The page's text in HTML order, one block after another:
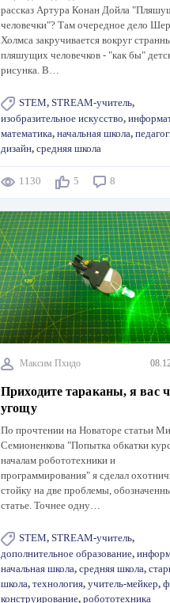
рассказ Артура Конан Дойла
человечки"? Там очередное дело
Холмса закручивается вокруг
пляшущих человечков - "как бы"
рисунка. В…
STEM,STREAM-учитель,
изобразительное искусство,
математика,начальная школа,
дизайн,средняя школа
1130 5 8
Максим Пхидо
Приходите тараканы, я вас
угощу
По прочтении на Новаторе статьи
Семионенкова "Попытка обкатки
началам робототехники и
программирования" я сделал
стойку на две проблемы,
статье. Точнее одну…
STEM,STREAM-учитель,
дополнительное образование,
начальная школа,средняя школа,
школа,технология,учитель-мейкер,
конструирование,робототехника